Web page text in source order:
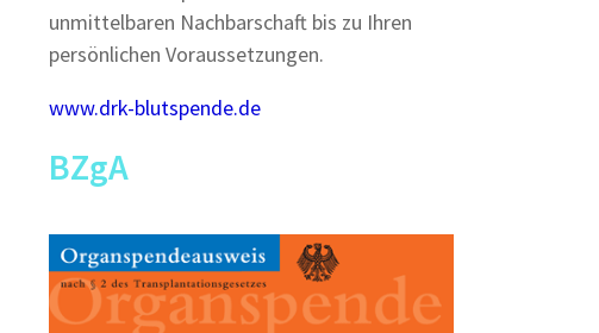
unmittelbaren Nachbarschaft bis zu Ihren
persönlichen Voraussetzungen.
www.drk-blutspende.de
BZgA